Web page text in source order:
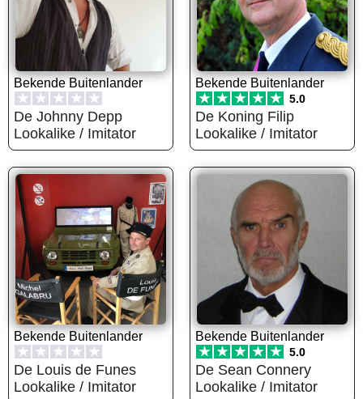
Bekende Buitenlander
★ ★ ★ ★ ★
De Johnny Depp
Lookalike / Imitator
Bekende Buitenlander
★ ★ ★ ★ ★ 5.0
De Koning Filip
Lookalike / Imitator
Bekende Buitenlander
★ ★ ★ ★ ★
De Louis de Funes
Lookalike / Imitator
Bekende Buitenlander
★ ★ ★ ★ ★ 5.0
De Sean Connery
Lookalike / Imitator